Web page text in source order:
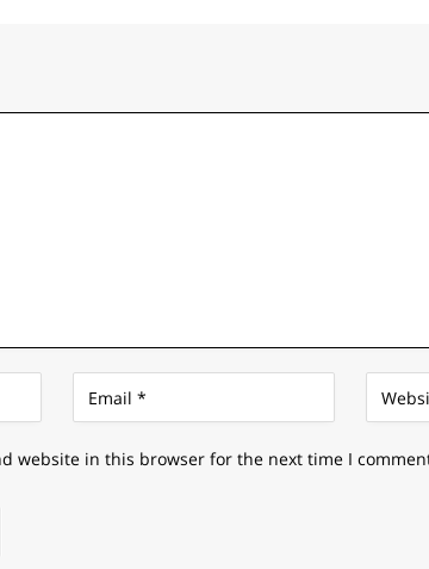
website in this browser for the next time I